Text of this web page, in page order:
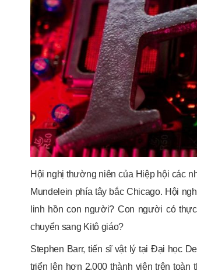
Hội nghị thường niên của Hiệp hội các
Mundelein phía tây bắc Chicago. Hội
linh hồn con người? Con người có
chuyển sang Kitô giáo?
Stephen Barr, tiến sĩ vật lý tại Đại học
triển lên hơn 2.000 thành viên trên